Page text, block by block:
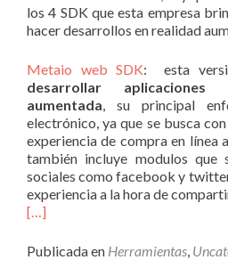
los 4 SDK que esta empresa
hacer desarrollos en realidad
Metaio web SDK: esta
desarrollar
aumentada, su principal
electrónico, ya que se busca
experiencia de compra en línea
también incluye modulos que
sociales como facebook y
experiencia a la hora de
[…]
Publicada en Herramientas,